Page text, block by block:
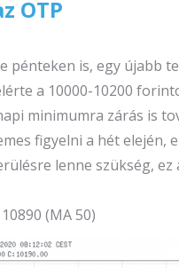
OTP
pénteken is, egy
a 10000-10200
minimumra zárás is
figyelni a hét
lenne szükség,
(MA 50)